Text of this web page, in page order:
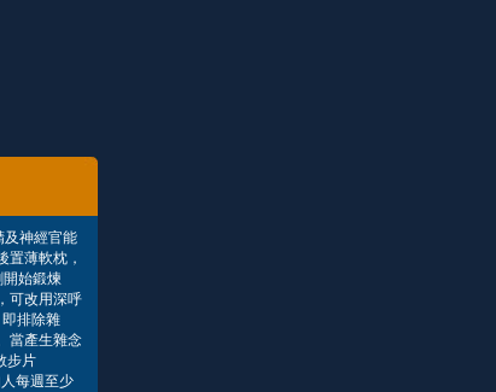
及神經官能
薄軟枕，
始鍛煉
可改用深呼
排除雜
當產生雜念
步片
每週至少